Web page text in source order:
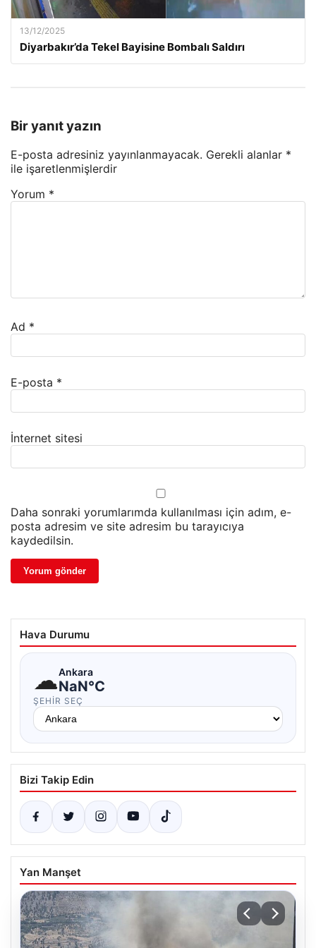
13/12/2025
Diyarbakır’da Tekel Bayisine Bombalı Saldırı
Bir yanıt yazın
E-posta adresiniz yayınlanmayacak. Gerekli alanlar *
ile işaretlenmişlerdir
Yorum *
Ad *
E-posta *
İnternet sitesi
Daha sonraki yorumlarımda kullanılması için adım, e-
posta adresim ve site adresim bu tarayıcıya
kaydedilsin.
Hava Durumu
☁Ankara
NaN°C
ŞEHIR SEÇ
Bizi Takip Edin
Yan Manşet